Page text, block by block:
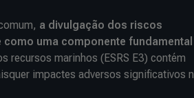
a divulgação dos riscos
como uma componente
recursos marinhos (ESRS E3) contém
impactes adversos significativos